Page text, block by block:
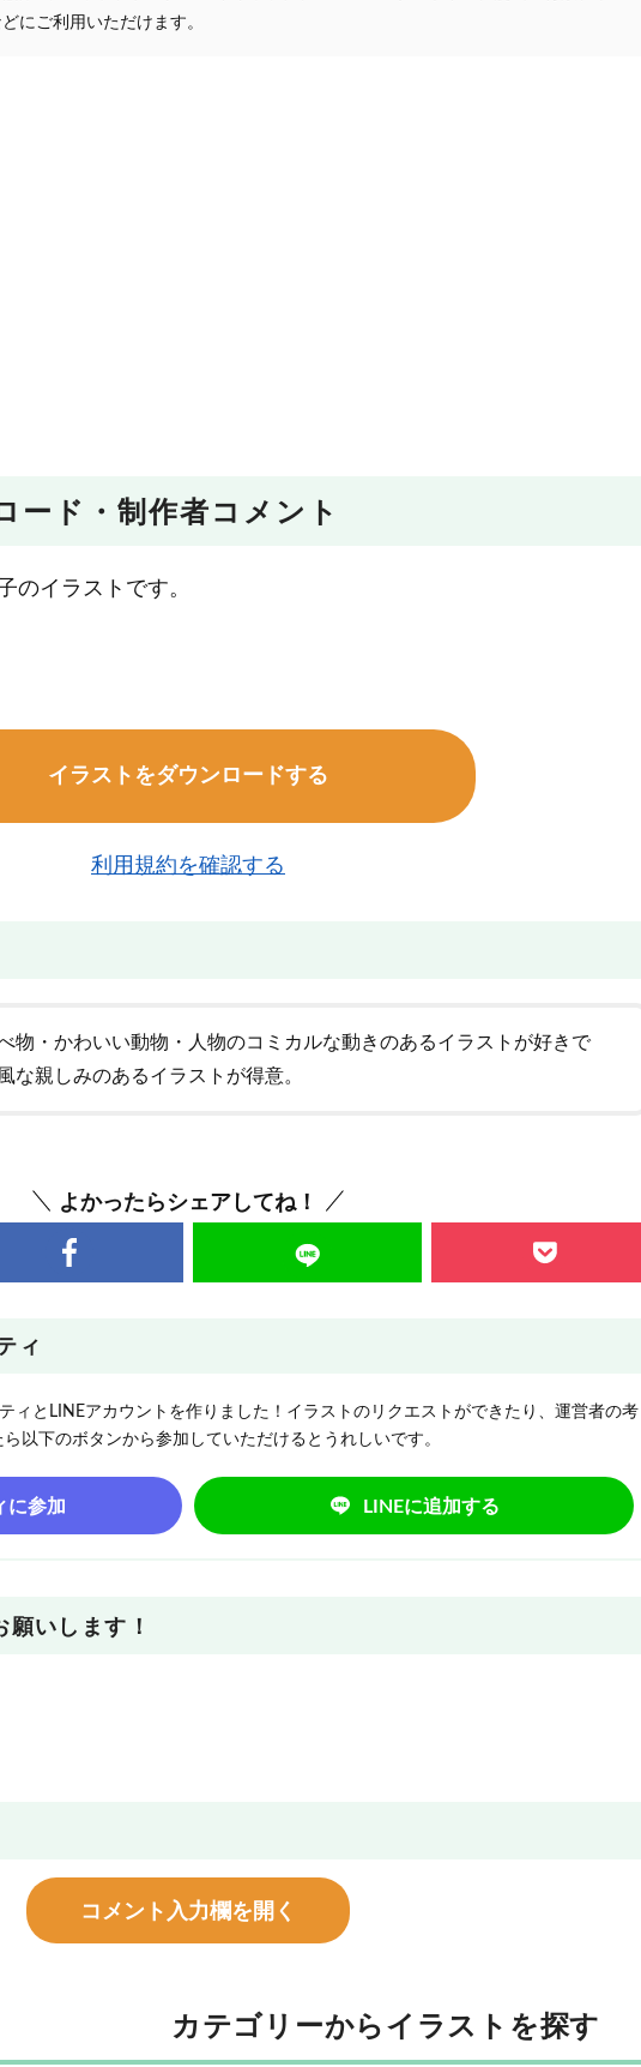
にご利用いただけます。
ード・制作者コメント
のイラストです。
イラストをダウンロードする
利用規約を確認する
物・かわいい動物・人物のコミカルな動きのあるイラストが好きで
な親しみのあるイラストが得意。
よかったらシェアしてね！
ィ
ィとLINEアカウントを作りました！イラストのリクエストができたり、運営者の考
以下のボタンから参加していただけるとうれしいです。
に参加 LINEに追加する
いします！
コメント入力欄を開く
カテゴリーからイラストを探す